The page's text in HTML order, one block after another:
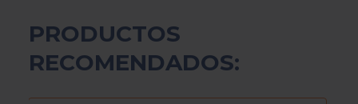
PRODUCTOS
RECOMENDADOS: